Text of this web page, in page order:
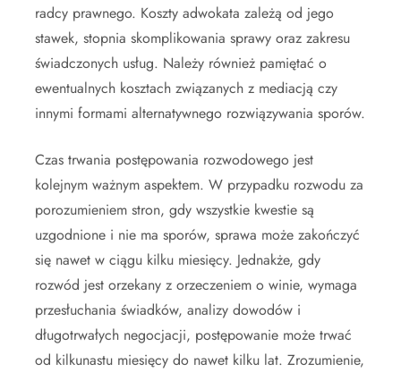
radcy prawnego. Koszty adwokata zależą od jego
stawek, stopnia skomplikowania sprawy oraz zakresu
świadczonych usług. Należy również pamiętać o
ewentualnych kosztach związanych z mediacją czy
innymi formami alternatywnego rozwiązywania sporów.
Czas trwania postępowania rozwodowego jest
kolejnym ważnym aspektem. W przypadku rozwodu za
porozumieniem stron, gdy wszystkie kwestie są
uzgodnione i nie ma sporów, sprawa może zakończyć
się nawet w ciągu kilku miesięcy. Jednakże, gdy
rozwód jest orzekany z orzeczeniem o winie, wymaga
przesłuchania świadków, analizy dowodów i
długotrwałych negocjacji, postępowanie może trwać
od kilkunastu miesięcy do nawet kilku lat. Zrozumienie,